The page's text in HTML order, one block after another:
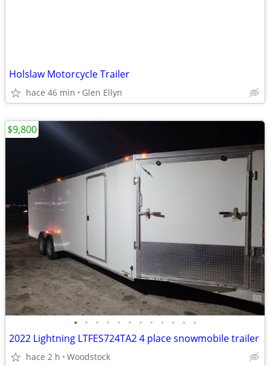
Holslaw Motorcycle Trailer
hace 46 min Glen Ellyn
• • • • • • • • • • • •
2022 Lightning LTFES724TA2 4 place snowmobile trailer
hace 2 h Woodstock
$9,800